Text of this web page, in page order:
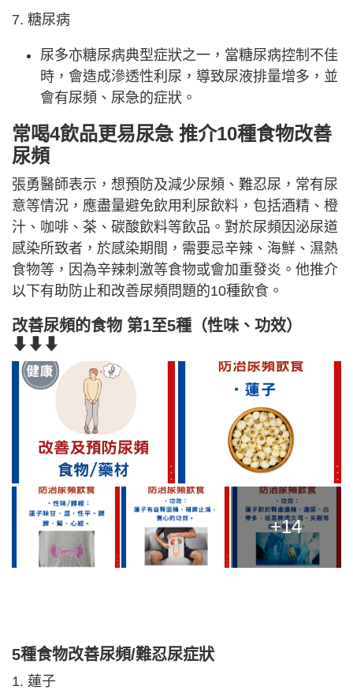
7. 糖尿病
尿多亦糖尿病典型症狀之一，當糖尿病控制不佳
時，會造成滲透性利尿，導致尿液排量增多，並
會有尿頻、尿急的症狀。
常喝4飲品更易尿急 推介10種食物改善
尿頻
張勇醫師表示，想預防及減少尿頻、難忍尿，常有尿
意等情況，應盡量避免飲用利尿飲料，包括酒精、橙
汁、咖啡、茶、碳酸飲料等飲品。對於尿頻因泌尿道
感染所致者，於感染期間，需要忌辛辣、海鮮、濕熱
食物等，因為辛辣刺激等食物或會加重發炎。他推介
以下有助防止和改善尿頻問題的10種飲食。
改善尿頻的食物 第1至5種（性味、功效）
⬇⬇⬇
+14
5種食物改善尿頻/難忍尿症狀
1. 蓮子